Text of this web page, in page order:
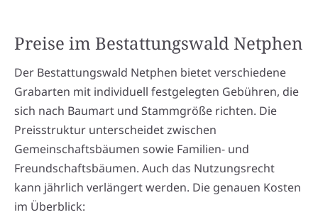
Preise im Bestattungswald Netphen
Der Bestattungswald Netphen bietet verschiedene
Grabarten mit individuell festgelegten Gebühren, die
sich nach Baumart und Stammgröße richten. Die
Preisstruktur unterscheidet zwischen
Gemeinschaftsbäumen sowie Familien- und
Freundschaftsbäumen. Auch das Nutzungsrecht
kann jährlich verlängert werden. Die genauen Kosten
im Überblick: